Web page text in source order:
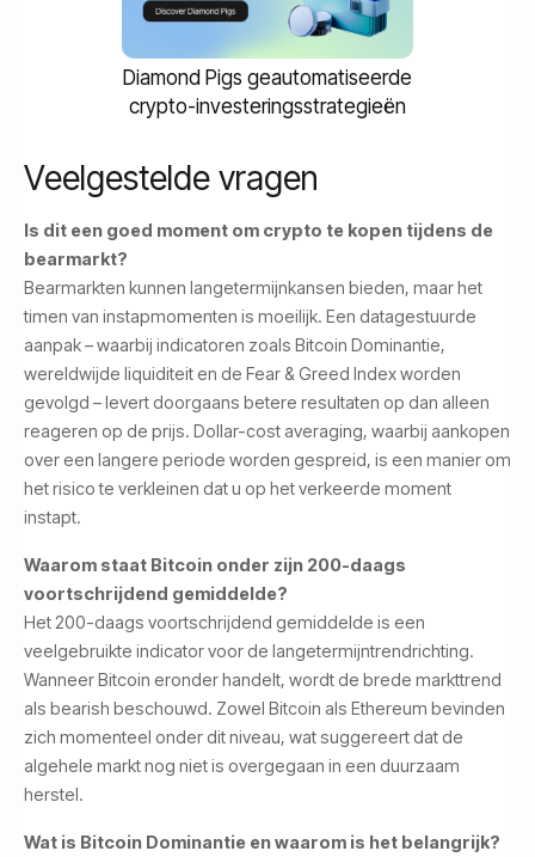
Diamond Pigs geautomatiseerde
crypto-investeringsstrategieën
Veelgestelde vragen
Is dit een goed moment om crypto te kopen tijdens de
bearmarkt?
Bearmarkten kunnen langetermijnkansen bieden, maar het
timen van instapmomenten is moeilijk. Een datagestuurde
aanpak – waarbij indicatoren zoals Bitcoin Dominantie,
wereldwijde liquiditeit en de Fear & Greed Index worden
gevolgd – levert doorgaans betere resultaten op dan alleen
reageren op de prijs. Dollar-cost averaging, waarbij aankopen
over een langere periode worden gespreid, is een manier om
het risico te verkleinen dat u op het verkeerde moment
instapt.
Waarom staat Bitcoin onder zijn 200-daags
voortschrijdend gemiddelde?
Het 200-daags voortschrijdend gemiddelde is een
veelgebruikte indicator voor de langetermijntrendrichting.
Wanneer Bitcoin eronder handelt, wordt de brede markttrend
als bearish beschouwd. Zowel Bitcoin als Ethereum bevinden
zich momenteel onder dit niveau, wat suggereert dat de
algehele markt nog niet is overgegaan in een duurzaam
herstel.
Wat is Bitcoin Dominantie en waarom is het belangrijk?